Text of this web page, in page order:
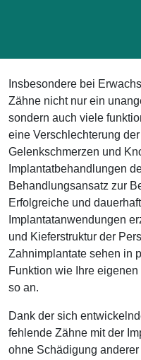
Insbesondere bei
Zähne nicht nur ein
sondern auch viele
eine Verschlechterung
Gelenkschmerzen und
Implantatbehandlungen
Behandlungsansatz zur
Erfolgreiche und
Implantatanwendungen
und Kieferstruktur der
Zahnimplantate sehen in
Funktion wie Ihre
so an.
Dank der sich
fehlende Zähne mit der
ohne Schädigung